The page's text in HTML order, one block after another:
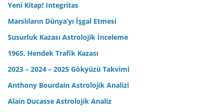
Yeni Kitap! Integritas
Marslıların Dünya’yı İşgal Etmesi
Susurluk Kazası Astrolojik İnceleme
1965, Hendek Trafik Kazası
2023 – 2024 – 2025 Gökyüzü Takvimi
Anthony Bourdain Astrolojik Analizi
Alain Ducasse Astrolojik Analiz